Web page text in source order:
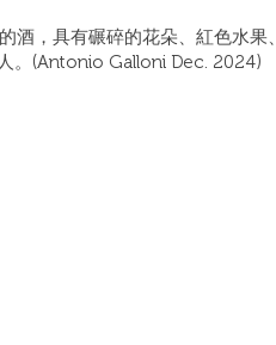
，具有碾碎的花朵、紅色水果、
。(Antonio Galloni Dec. 2024)